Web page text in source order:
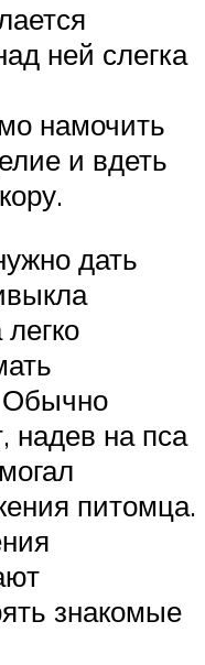
ней слегка
намочить
и вдеть
дать
Обычно
надев на пса
питомца.
знакомые